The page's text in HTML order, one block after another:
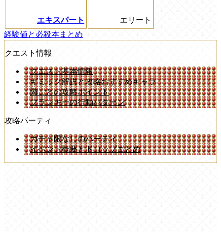
エキスパート
エリート
経験値と必殺本まとめ
クエスト情報
クエスト基本情報
ギミック解説と攻略おすすめキャラ
階ごとの攻略ポイント
フランキーの行動パターン
攻略パーティ
ガチャ限なしのパーティ
イベント概要とドロップまとめ